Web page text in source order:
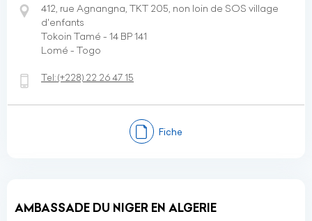
412, rue Agnangna, TKT 205, non loin de SOS village
d'enfants
Tokoin Tamé - 14 BP 141
Lomé - Togo
Tel:(+228) 22 26 47 15
Fiche
AMBASSADE DU NIGER EN ALGERIE